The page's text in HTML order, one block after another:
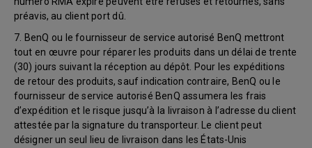
préavis, au client port dû.
7. BenQ ou le fournisseur de service autorisé BenQ mettront
tout en œuvre pour réparer les produits dans un délai de trente
(30) jours suivant la réception au dépôt. Pour les expéditions
de retour des produits, sauf indication contraire, BenQ ou le
fournisseur de service autorisé BenQ assumera les frais
d’expédition et le risque jusqu’à la livraison à l’adresse du client
attestée par la signature du transporteur. Le client peut
désigner un seul lieu de livraison dans les États-Unis